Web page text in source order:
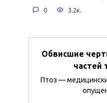
0 3.2к.
Обвисшие
частей
Птоз —